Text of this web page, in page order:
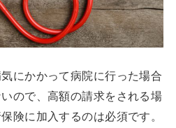
にかかって病院に行った場合
ので、高額の請求をされる場
険に加入するのは必須です。